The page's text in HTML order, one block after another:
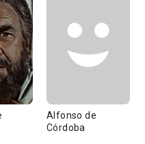
Alfonso de
Córdoba